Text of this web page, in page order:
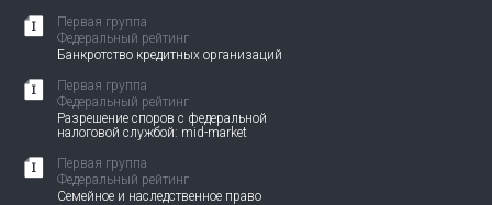
Первая группа
Федеральный рейтинг
Банкротство кредитных организаций
Первая группа
Федеральный рейтинг
Разрешение споров с федеральной
налоговой службой: mid-market
Первая группа
Федеральный рейтинг
Семейное и наследственное право